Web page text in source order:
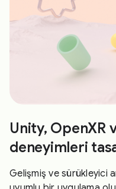
Unity, OpenXR
deneyimleri
Gelişmiş ve sürükleyici